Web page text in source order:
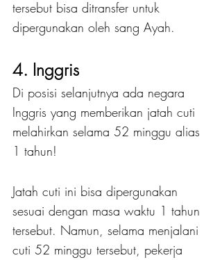
tersebut bisa ditransfer untuk
dipergunakan oleh sang Ayah.
4. Inggris
Di posisi selanjutnya ada negara
Inggris yang memberikan jatah cuti
melahirkan selama 52 minggu alias
1 tahun!
Jatah cuti ini bisa dipergunakan
sesuai dengan masa waktu 1 tahun
tersebut. Namun, selama menjalani
cuti 52 minggu tersebut, pekerja